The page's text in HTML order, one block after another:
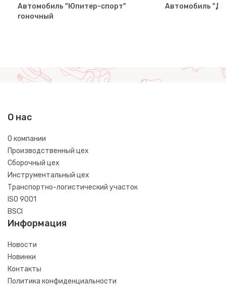
Автомобиль "Юпитер-спорт"
гоночный
Автомобиль
О нас
О компании
Производственный цех
Сборочный цех
Инструментальный цех
Транспортно-логистический участок
ISO 9001
BSCI
Информация
Новости
Новинки
Контакты
Политика конфиденциальности